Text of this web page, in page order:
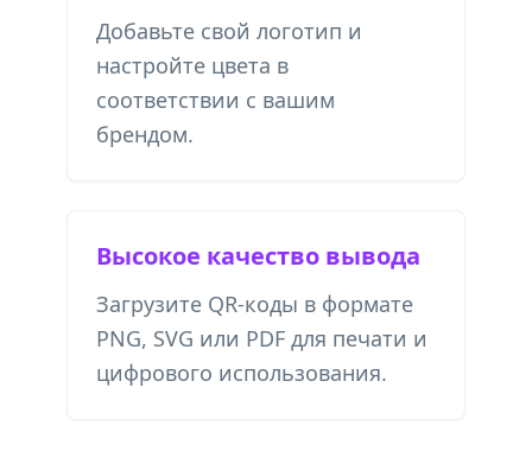
Добавьте свой логотип и
настройте цвета в
соответствии с вашим
брендом.
Высокое качество вывода
Загрузите QR-коды в формате
PNG, SVG или PDF для печати и
цифрового использования.